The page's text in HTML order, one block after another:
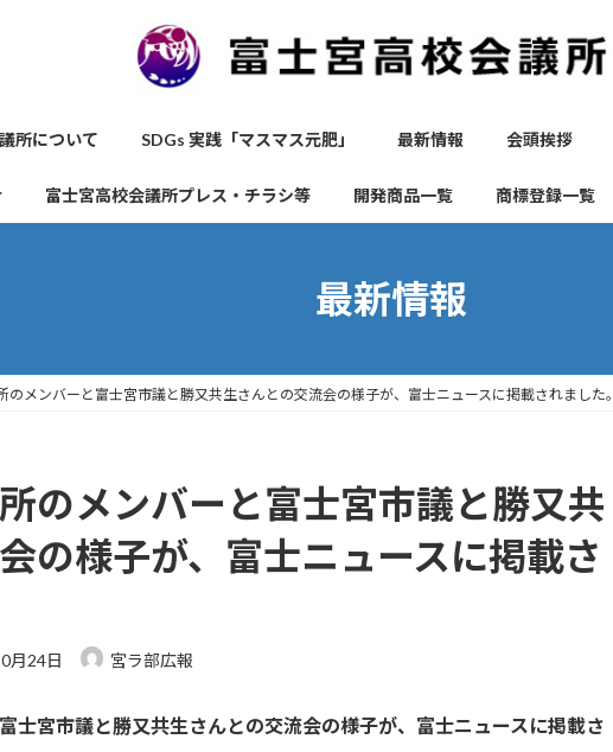
所について SDGs 実践「マスマス元肥」 最新情報 会頭挨拶
富士宮高校会議所プレス・チラシ等 開発商品一覧 商標登録一覧
最新情報
のメンバーと富士宮市議と勝又共生さんとの交流会の様子が、富士ニュースに掲載されました。
のメンバーと富士宮市議と勝又共
の様子が、富士ニュースに掲載さ
月24日 宮ラ部広報
士宮市議と勝又共生さんとの交流会の様子が、富士ニュースに掲載さ